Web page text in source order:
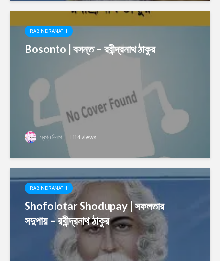
RABINDRANATH
Bosonto | বসন্ত – রবীন্দ্রনাথ ঠাকুর
স্বপ্ন বিলাপ 114 views
RABINDRANATH
Shofolotar Shodupay | সফলতার
সদুপায় – রবীন্দ্রনাথ ঠাকুর